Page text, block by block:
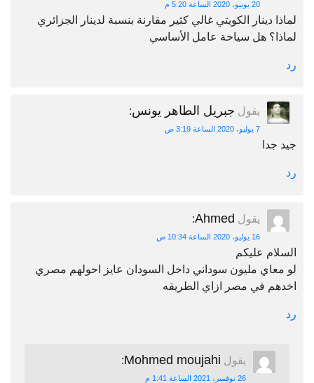
20 يونيو، 2020 الساعة 5:20 م
لماذا دينار الكويتي غالي كثير مقارنة بنسبة لدينار الجزائري
لماذا؟ هل سياحة عامل الأساسي
رد
يقول جبريل الطاهر يونس:
7 يوليو، 2020 الساعة 3:19 ص
جيد جدا
رد
يقول Ahmed
:
16 يوليو، 2020 الساعة 10:34 ص
السلام عليكم
لو معاي مليون سوداني داخل السودان عايز احولهم مصري
اخدهم في مصر ازاي الطريقه
رد
يقول Mohmed moujahi
:
26 نوفمبر، 2021 الساعة 1:41 م